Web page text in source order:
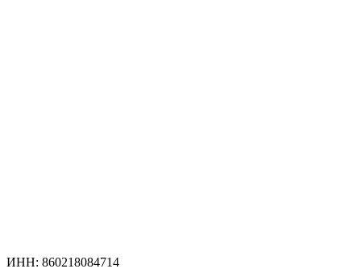
ИНН: 860218084714